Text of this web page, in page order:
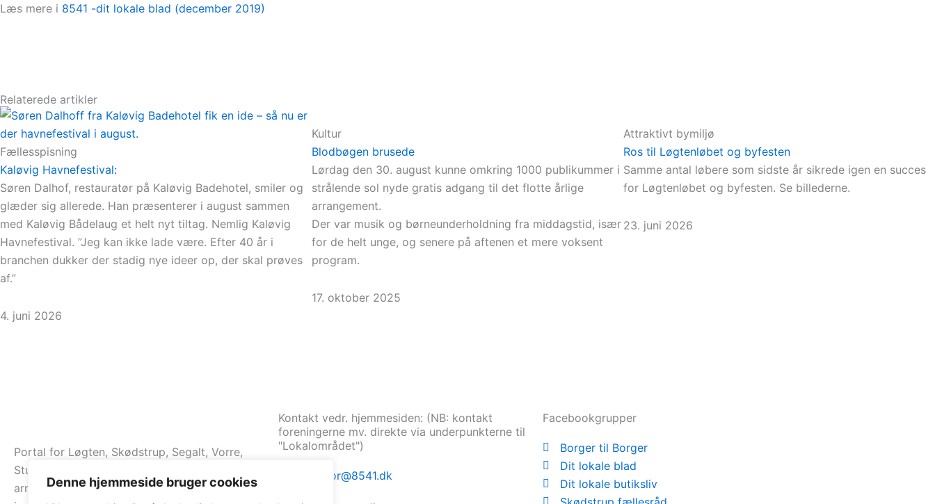
Denne hjemmeside bruger cookies
Læs mere i 8541 -dit lokale blad (december 2019)
Relaterede artikler
Fællesspisning
Kaløvig Havnefestival:
Søren Dalhof, restauratør på Kaløvig Badehotel, smiler og
glæder sig allerede. Han præsenterer i august sammen
med Kaløvig Bådelaug et helt nyt tiltag. Nemlig Kaløvig
Havnefestival. ”Jeg kan ikke lade være. Efter 40 år i
branchen dukker der stadig nye ideer op, der skal prøves
af.”
4. juni 2026
Kultur
Blodbøgen brusede
Lørdag den 30. august kunne omkring 1000 publikummer i
strålende sol nyde gratis adgang til det flotte årlige
arrangement.
Der var musik og børneunderholdning fra middagstid, især
for de helt unge, og senere på aftenen et mere voksent
program.
17. oktober 2025
Attraktivt bymiljø
Ros til Løgtenløbet og byfesten
Samme antal løbere som sidste år sikrede igen en succes
for Løgtenløbet og byfesten. Se billederne.
23. juni 2026
Portal for Løgten, Skødstrup, Segalt, Vorre,
Studstrup, og Åstrup. Vi formidler nyheder,
arrangementer og oplysninger om foreningerne
Kontakt vedr. hjemmesiden: (NB: kontakt
foreningerne mv. direkte via underpunkterne til
"Lokalområdet")
redaktor@8541.dk
Facebookgrupper
Borger til Borger
Dit lokale blad
Dit lokale butiksliv